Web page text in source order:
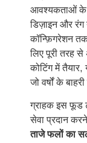
आवश्यकताओं के
डिज़ाइन और
कॉन्फ़िगरेशन
लिए पूरी तरह
कोटिंग में
जो वर्षों के
ग्राहक इस फूड
सेवा प्रदान
ताजे फलों का